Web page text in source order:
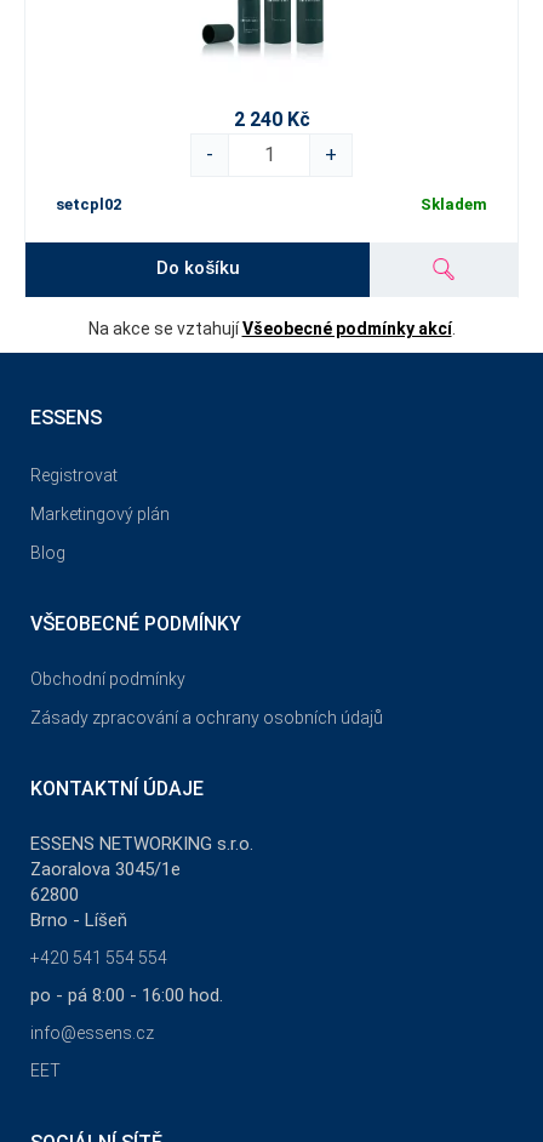
2 240 Kč
-
+
setcpl02 Skladem
Do košíku
Na akce se vztahujíVšeobecné podmínky akcí.
ESSENS
Registrovat
Marketingový plán
Blog
VŠEOBECNÉ PODMÍNKY
Obchodní podmínky
Zásady zpracování a ochrany osobních údajů
KONTAKTNÍ ÚDAJE
ESSENS NETWORKING s.r.o.
Zaoralova 3045/1e
62800
Brno - Líšeň
+420 541 554 554
po - pá 8:00 - 16:00 hod.
info@essens.cz
EET